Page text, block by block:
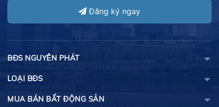
Đăng ký ngay
BĐS NGUYÊN PHÁT
LOẠI BĐS
MUA BÁN BẤT ĐỘNG SẢN